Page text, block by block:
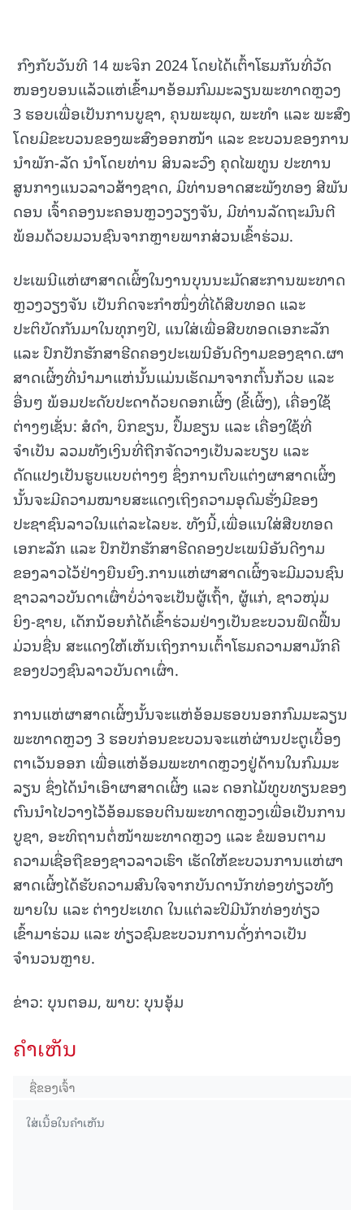
ກົງກັບວັນທີ 14 ພະຈິກ 2024 ໂດຍໄດ້ເຕົ້າໂຮມກັນທີ່ວັດ
ໜອງບອນແລ້ວແຫ່ເຂົ້າມາອ້ອມກົມມະລຽນພະທາດຫຼວງ
3 ຮອບເພື່ອເປັນການບູຊາ, ຄຸນພະພຸດ, ພະທໍາ ແລະ ພະສົງ
ໂດຍມີຂະບວນຂອງພະສົງອອກໜ້າ ແລະ ຂະບວນຂອງການ
ນໍາພັກ-ລັດ ນຳໂດຍທ່ານ ສິນລະວົງ ຄຸດໄພທູນ ປະທານ
ສູນກາງແນວລາວສ້າງຊາດ, ມີທ່ານອາດສະພັງທອງ ສີພັນ
ດອນ ເຈົ້າຄອງນະຄອນຫຼວງວຽງຈັນ, ມີທ່ານລັດຖະມົນຕີ
ພ້ອມດ້ວຍມວນຊົນຈາກຫຼາຍພາກສ່ວນເຂົ້າຮ່ວມ.
ປະເພນີແຫ່ຜາສາດເຜິ້ງໃນງານບຸນນະມັດສະການພະທາດ
ຫຼວງວຽງຈັນ ເປັນກິດຈະກໍາໜຶ່ງທີ່ໄດ້ສືບທອດ ແລະ
ປະຕິບັດກັນມາໃນທຸກໆປີ, ແນໃສ່ເພື່ອສືບທອດເອກະລັກ
ແລະ ປົກປັກຮັກສາຮີດຄອງປະເພນີອັນດີງາມຂອງຊາດ.ຜາ
ສາດເຜິ້ງທີ່ນໍາມາແຫ່ນັ້ນແມ່ນເຮັດມາຈາກຕົ້ນກ້ວຍ ແລະ
ອື່ນໆ ພ້ອມປະດັບປະດາດ້ວຍດອກເຜິ້ງ (ຂີ້ເຜິ້ງ), ເຄື່ອງໃຊ້
ຕ່າງໆເຊັ່ນ: ສໍດຳ, ບິກຂຽນ, ປຶ້ມຂຽນ ແລະ ເຄື່ອງໃຊ້ທີ່
ຈຳເປັນ ລວມທັງເງິນທີ່ຖືກຈັດວາງເປັນລະບຽບ ແລະ
ດັດແປງເປັນຮູບແບບຕ່າງໆ ຊຶ່ງການຕົບແຕ່ງຜາສາດເຜິ້ງ
ນັ້ນຈະມີຄວາມໝາຍສະແດງເຖິງຄວາມອຸດົມຮັ່ງມີຂອງ
ປະຊາຊົນລາວໃນແຕ່ລະໄລຍະ. ທັງນີ້,ເພື່ອແນໃສ່ສືບທອດ
ເອກະລັກ ແລະ ປົກປັກຮັກສາຮີດຄອງປະເພນີອັນດີງາມ
ຂອງລາວໄວ້ຢ່າງຍືນຍົງ.ການແຫ່ຜາສາດເຜິ້ງຈະມີມວນຊົນ
ຊາວລາວບັນດາເຜົ່າບໍ່ວ່າຈະເປັນຜູ້ເຖົ້າ, ຜູ້ແກ່, ຊາວໜຸ່ມ
ຍິງ-ຊາຍ, ເດັກນ້ອຍກໍໄດ້ເຂົ້າຮ່ວມຢ່າງເປັນຂະບວນຟົດຟື້ນ
ມ່ວນຊື່ນ ສະແດງໃຫ້ເຫັນເຖິງການເຕົ້າໂຮມຄວາມສາມັກຄີ
ຂອງປວງຊົນລາວບັນດາເຜົ່າ.
ການແຫ່ຜາສາດເຜິ້ງນັ້ນຈະແຫ່ອ້ອມຮອບນອກກົມມະລຽນ
ພະທາດຫຼວງ 3 ຮອບກ່ອນຂະບວນຈະແຫ່ຜ່ານປະຕູເບື້ອງ
ຕາເວັນອອກ ເພື່ອແຫ່ອ້ອມພະທາດຫຼວງຢູ່ດ້ານໃນກົມມະ
ລຽນ ຊຶ່ງໄດ້ນຳເອົາຜາສາດເຜິ້ງ ແລະ ດອກໄມ້ທູບທຽນຂອງ
ຕົນນຳໄປວາງໄວ້ອ້ອມຮອບຕີນພະທາດຫຼວງເພື່ອເປັນການ
ບູຊາ, ອະທິຖານຕໍ່ໜ້າພະທາດຫຼວງ ແລະ ຂໍພອນຕາມ
ຄວາມເຊື່ອຖືຂອງຊາວລາວເຮົາ ເຮັດໃຫ້ຂະບວນການແຫ່ຜາ
ສາດເຜິ້ງໄດ້ຮັບຄວາມສົນໃຈຈາກບັນດານັກທ່ອງທ່ຽວທັງ
ພາຍໃນ ແລະ ຕ່າງປະເທດ ໃນແຕ່ລະປີມີນັກທ່ອງທ່ຽວ
ເຂົ້າມາຮ່ວມ ແລະ ທ່ຽວຊົມຂະບວນການດັ່ງກ່າວເປັນ
ຈຳນວນຫຼາຍ.
ຂ່າວ: ບຸນຕອມ, ພາບ: ບຸນອຸ້ມ
ຄໍາເຫັນ